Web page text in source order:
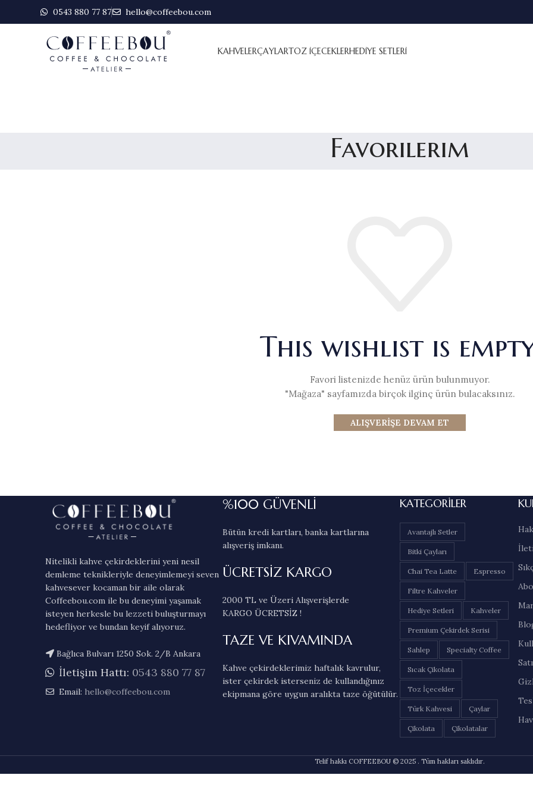
0543 880 77 87 hello@coffeebou.com
KAHVELERÇAYLARTOZ İÇECEKLERHEDİYE SETLERİ
Favorilerim
This wishlist is
Favori listenizde henüz ürün bulunmuyor.
"Mağaza" sayfamızda birçok ilginç ürün bulacaksınız.
ALIŞVERIŞE DEVAM ET
Nitelikli kahve çekirdeklerini yeni nesil
demleme teknikleriyle deneyimlemeyi seven
kahvesever kocaman bir aile olarak
Coffeebou.com ile bu deneyimi yaşamak
isteyen herkesle bu lezzeti buluşturmayı
hedefliyor ve bundan keyif alıyoruz.
Bağlıca Bulvarı 1250 Sok. 2/B Ankara
İletişim Hattı: 0543 880 77 87
Email: hello@coffeebou.com
%100 GÜVENLİ
Bütün kredi kartları, banka kartlarına
alışveriş imkanı.
ÜCRETSİZ KARGO
2000 TL ve Üzeri Alışverişlerde
KARGO ÜCRETSİZ !
TAZE VE KIVAMINDA
Kahve çekirdeklerimiz haftalık kavrulur,
ister çekirdek isterseniz de kullandığınız
ekipmana göre uygun aralıkta taze öğütülür.
KATEGORILER
Avantajlı Setler
Bitki Çayları
Chai Tea Latte Espresso
Filtre Kahveler
Hediye Setleri Kahveler
Premium Çekirdek Serisi
Sahlep Specialty Coffee
Sıcak Çikolata
Toz İçecekler
Türk Kahvesi Çaylar
Çikolata Çikolatalar
Telif hakkı COFFEEBOU © 2025 . Tüm hakları saklıdır.